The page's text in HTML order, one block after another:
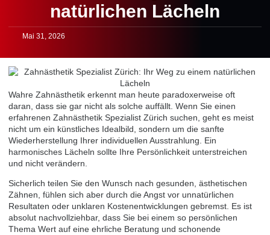
natürlichen Lächeln
Mai 31, 2026
Wahre Zahnästhetik erkennt man heute paradoxerweise oft
daran, dass sie gar nicht als solche auffällt. Wenn Sie einen
erfahrenen Zahnästhetik Spezialist Zürich suchen, geht es meist
nicht um ein künstliches Idealbild, sondern um die sanfte
Wiederherstellung Ihrer individuellen Ausstrahlung. Ein
harmonisches Lächeln sollte Ihre Persönlichkeit unterstreichen
und nicht verändern.
Sicherlich teilen Sie den Wunsch nach gesunden, ästhetischen
Zähnen, fühlen sich aber durch die Angst vor unnatürlichen
Resultaten oder unklaren Kostenentwicklungen gebremst. Es ist
absolut nachvollziehbar, dass Sie bei einem so persönlichen
Thema Wert auf eine ehrliche Beratung und schonende